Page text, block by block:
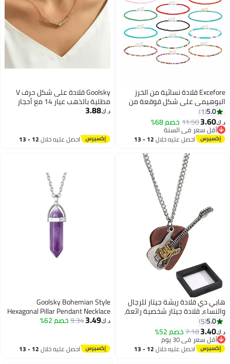
Excefore قلادة نسائية من الخرز
البوهيمي على شكل قوقعة من
الخرز البذوري الملون للنساء
والفتيات (16 قطعة)
5.0
1
د.ك‏3.60
11.50خصم 68%
أقل سعر في السنة
أقل سعر في السنة
احصل عليه خلال 12 - 13
Goolsky قلادة على شكل حرف V
مطلية بالذهب عيار 14 مع أحجار
الراين - تصميم أنيق متلألئ مع
يومية|قلادة على شكل حرف V|قلادة
كريستال متدلية
د.ك‏3.88
احصل عليه خلال 12 - 13
هابي دي قلادة ريشة جيتار للرجال
والنساء، قلادة جيتار شخصية رائعة،
لعشاق الموسيقى، الهيب هوب،
راكبي الدراجات، مجوهرات موضة
للحفلات مع صندوق
5.0
5
د.ك‏3.40
7.18خصم 52%
أقل سعر في 30 يوم
أقل سعر في 30 يوماحصل عليه خلال 12 - 13
Goolsky Bohemian Style
Hexagonal Pillar Pendant Necklace
| Amethyst Choker Handmade
د.ك‏3.49
9.34خصم 62%
احصل عليه خلال 12 - 13